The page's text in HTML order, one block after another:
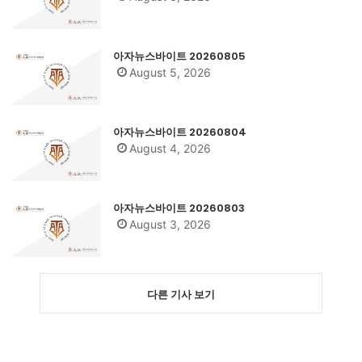
아자뉴스바이트 20260805
August 5, 2026
아자뉴스바이트 20260804
August 4, 2026
아자뉴스바이트 20260803
August 3, 2026
다른 기사 보기